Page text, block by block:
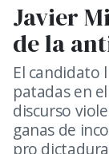
Javier
de la
El candidato
patadas en
discurso
ganas de
pro